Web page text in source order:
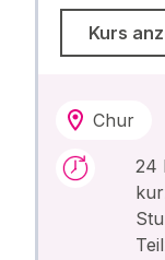
Kurs
Chur
24